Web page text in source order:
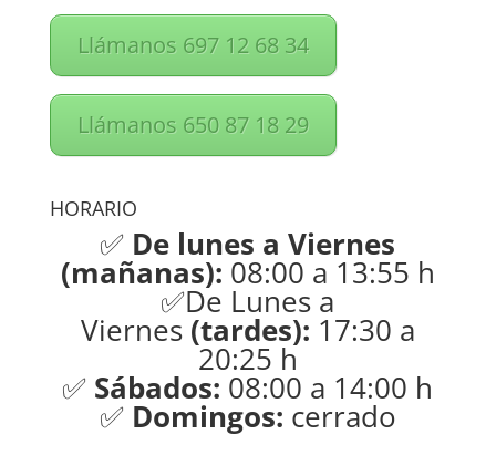
Llámanos 697 12 68 34
Llámanos 650 87 18 29
HORARIO
✅ De lunes a Viernes
(mañanas): 08:00 a 13:55 h
✅De Lunes a
Viernes(tardes): 17:30 a
20:25 h
✅ Sábados: 08:00 a 14:00 h
✅ Domingos: cerrado